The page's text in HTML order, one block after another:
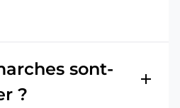
sont-
?
add